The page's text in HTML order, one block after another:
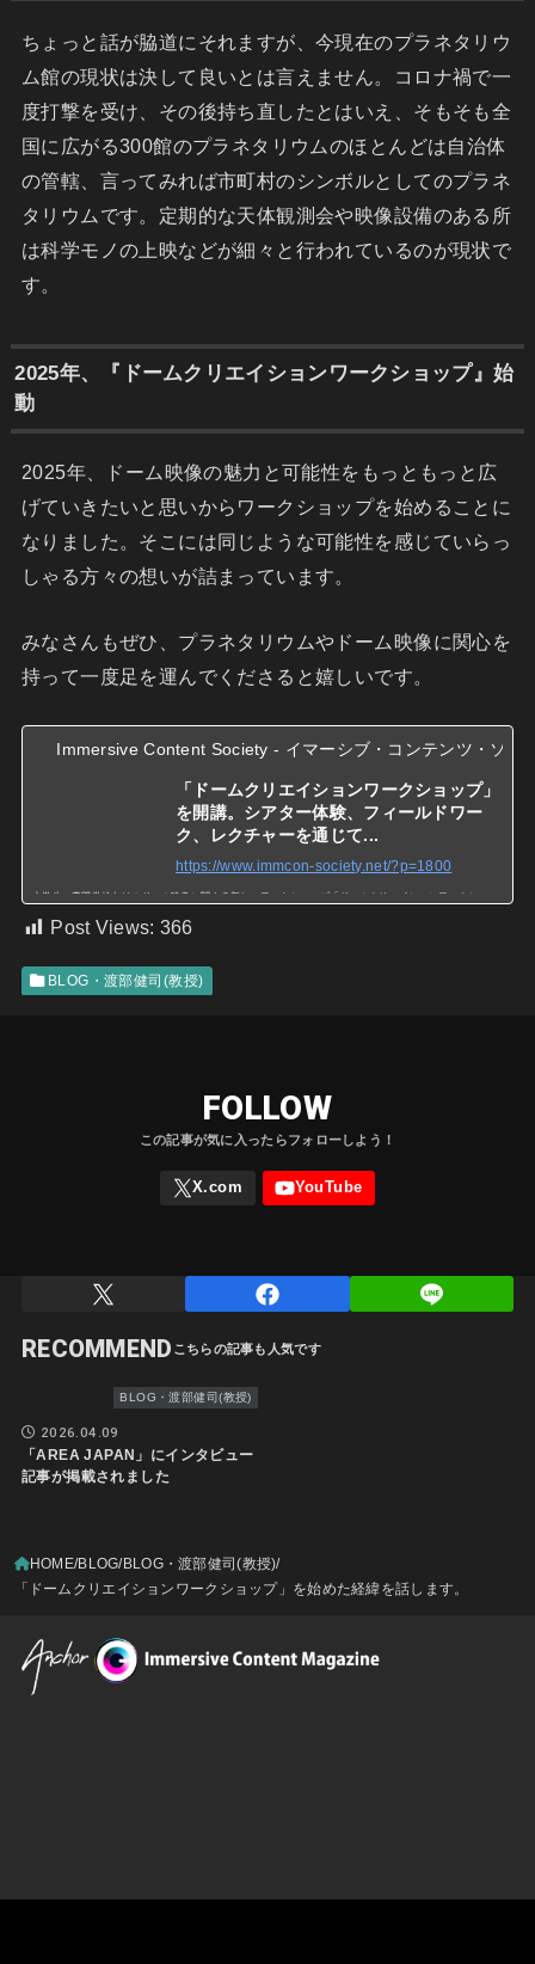
ちょっと話が脇道にそれますが、今現在のプラネタリウ
ム館の現状は決して良いとは言えません。コロナ禍で一
度打撃を受け、その後持ち直したとはいえ、そもそも全
国に広がる300館のプラネタリウムのほとんどは自治体
の管轄、言ってみれば市町村のシンボルとしてのプラネ
タリウムです。定期的な天体観測会や映像設備のある所
は科学モノの上映などが細々と行われているのが現状で
す。
2025年、『ドームクリエイションワークショップ』始
動
2025年、ドーム映像の魅力と可能性をもっともっと広
げていきたいと思いからワークショップを始めることに
なりました。そこには同じような可能性を感じていらっ
しゃる方々の想いが詰まっています。
みなさんもぜひ、プラネタリウムやドーム映像に関心を
持って一度足を運んでくださると嬉しいです。
Immersive Content Society - イマーシブ・コンテンツ・ソサ
「ドームクリエイションワークショップ」
を開講。シアター体験、フィールドワー
ク、レクチャーを通じて...
https://www.immcon-society.net/?p=1800
大学生、専門学校向けのドーム映像に関する新しいワークショップ「ドームクリエイションワークショッ
プ」を開講します
Post Views: 366
BLOG・渡部健司(教授)
FOLLOW
RECOMMEND
BLOG・渡部健司(教授)
2026.04.09
「AREA JAPAN」にインタビュー
記事が掲載されました
HOME BLOG BLOG・渡部健司(教授)
「ドームクリエイションワークショップ」を始めた経緯を話します。